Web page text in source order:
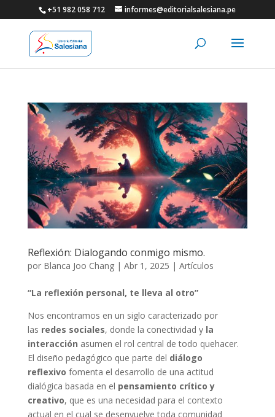
+51 982 058 712 informes@editorialsalesiana.pe
Reflexión: Dialogando conmigo mismo.
por Blanca Joo Chang| Abr 1, 2025 | Artículos
“La reflexión personal, te lleva al otro”
Nos encontramos en un siglo caracterizado por
las redes sociales, donde la conectividad y la
interacción asumen el rol central de todo quehacer.
El diseño pedagógico que parte del diálogo
reflexivo fomenta el desarrollo de una actitud
dialógica basada en el pensamiento crítico y
creativo, que es una necesidad para el contexto
actual en el cual se desenvuelve toda comunidad